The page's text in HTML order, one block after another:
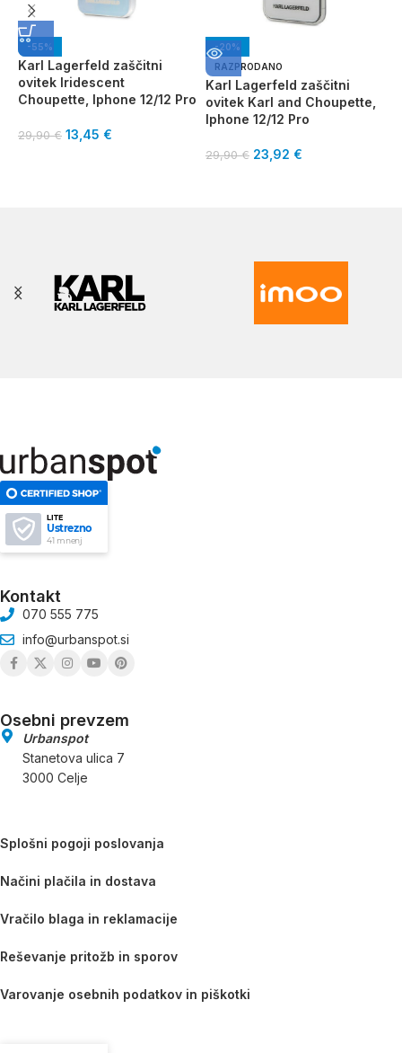
-55%
Karl Lagerfeld zaščitni
ovitek Iridescent
Choupette, Iphone 12/12 Pro
29,90€ 13,45 €
-20%
RAZPRODANO
Karl Lagerfeld zaščitni
ovitek Karl and Choupette,
Iphone 12/12 Pro
29,90€ 23,92 €
LITE
Ustrezno
41 mnenj
Kontakt
070 555 775
info@urbanspot.si
Osebni prevzem
Urbanspot
Stanetova ulica 7
3000 Celje
Splošni pogoji poslovanja
Načini plačila in dostava
Vračilo blaga in reklamacije
Reševanje pritožb in sporov
Varovanje osebnih podatkov in piškotki